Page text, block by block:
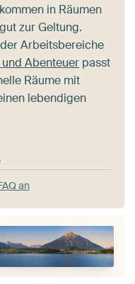
in Räumen
zur Geltung.
Arbeitsbereiche
Abenteuer passt
Räume mit
lebendigen
an